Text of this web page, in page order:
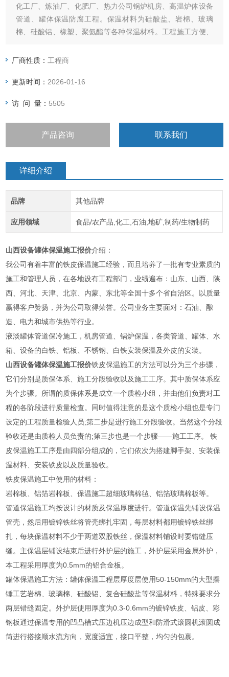
化工厂、炼油厂、化肥厂、热力公司锅炉机房、高温炉体设备
管道、罐体保温防腐工程。保温材料为硅酸盐、岩棉、玻璃
棉、硅酸铝、橡塑、聚氨酯等各种保温材料。工程施工方便、
厂商性质： 工程商
更新时间： 2026-01-16
访 问 量： 5505
产品咨询 联系我们
详细介绍
品牌 其他品牌
应用领域 食品/农产品,化工,石油,地矿,制药/生物制药
山西设备罐体保温施工报价介绍：
我公司有着丰富的铁皮保温施工经验，而且培养了一批有专业素质的
施工和管理人员，在各地设有工程部门，业绩遍布：山东、山西、陕
西、河北、天津、北京、内蒙、东北等全国十多个省自治区。以质量
赢得客户赞扬，并为公司取得荣誉。公司业务主要面对：石油、酿
造、电力和城市供热等行业。
液淡罐体管道保冷施工，机房管道、锅炉保温，各类管道、罐体、水
箱、设备的白铁、铝板、不锈钢、白铁安装保温及外皮的安装。
山西设备罐体保温施工报价铁皮保温施工的方法可以分为三个步骤，
它们分别是质保体系、施工分段验收以及施工工序。其中质保体系应
为个步骤。所谓的质保体系是成立一个质检小组，并由他们负责对工
程的各阶段进行质量检查。同时值得注意的是这个质检小组也是专门
设定的工程质量检验人员;第二步是进行施工分段验收。当然这个分段
验收还是由质检人员负责的;第三步也是一个步骤——施工工序。 铁
皮保温施工工序是由四部分组成的，它们依次为搭建脚手架、安装保
温材料、安装铁皮以及质量验收。
铁皮保温施工中使用的材料：
岩棉板、铝箔岩棉板、保温施工超细玻璃棉毡、铝箔玻璃棉板等。
管道保温施工均按设计的材质及保温厚度进行。管道保温先铺设保温
管壳，然后用镀锌铁丝将管壳绑扎牢固，每层材料都用镀锌铁丝绑
扎，每块保温材料不少于两道双股铁丝，保温材料铺设时要错缝压
缝。主保温层铺设结束后进行外护层的施工，外护层采用金属外护，
本工程采用厚度为0.5mm的铝合金板。
罐体保温施工方法：罐体保温工程层厚度层使用50-150mm的大型摆
锤工艺岩棉、玻璃棉、硅酸铝、复合硅酸盐等保温材料，特殊要求分
两层错缝固定。外护层使用厚度为0.3-0.6mm的镀锌铁皮、铝皮、彩
钢板通过保温专用的凹凸槽式压边机压边成型和防滑式滚圆机滚圆成
筒进行搭接顺水流方向，宽度适宜，接口平整，均匀的包裹。